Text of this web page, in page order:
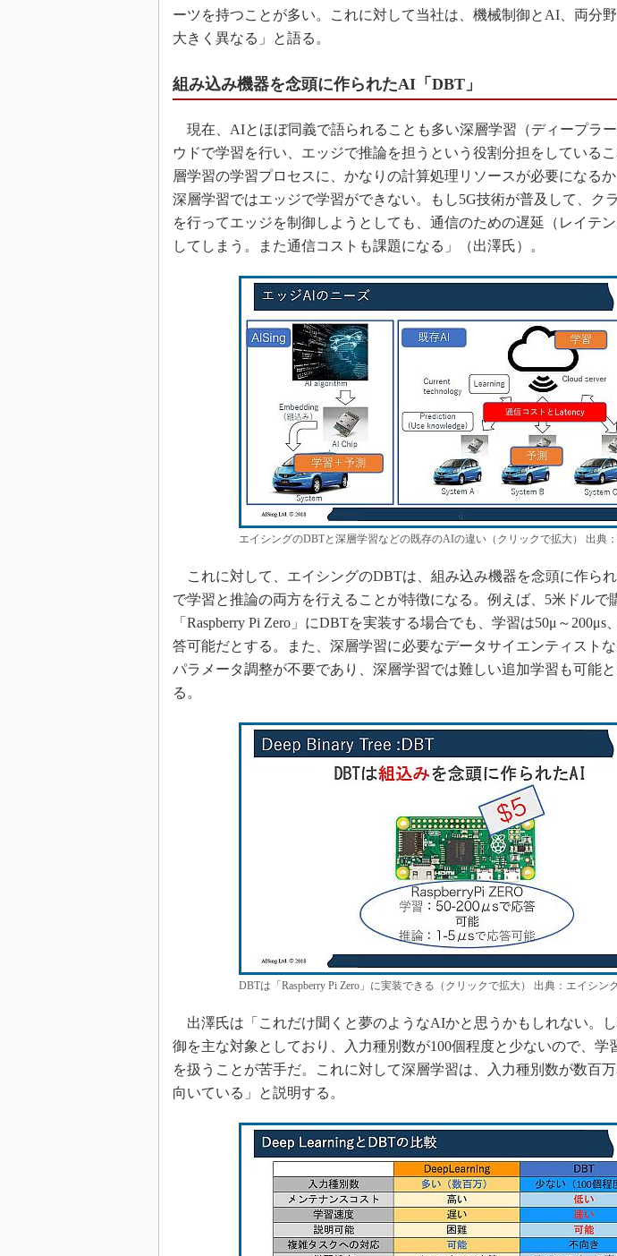
ーツを持つことが多い。これに対して当社は、機械制御とAI、両分
大きく異なる」と語る。
組み込み機器を念頭に作られたAI「DBT」
現在、AIとほぼ同義で語られることも多い深層学習（ディープラ
ウドで学習を行い、エッジで推論を担うという役割分担をしている
層学習の学習プロセスに、かなりの計算処理リソースが必要になるか
深層学習ではエッジで学習ができない。もし5G技術が普及して、ク
を行ってエッジを制御しようとしても、通信のための遅延（レイテ
してしまう。また通信コストも課題になる」（出澤氏）。
エイシングのDBTと深層学習などの既存のAIの違い（クリックで拡大） 出典
これに対して、エイシングのDBTは、組み込み機器を念頭に作ら
で学習と推論の両方を行えることが特徴になる。例えば、5米ドルで
「Raspberry Pi Zero」にDBTを実装する場合でも、学習は50μ～200μs
答可能だとする。また、深層学習に必要なデータサイエンティスト
パラメータ調整が不要であり、深層学習では難しい追加学習も可能
る。
DBTは「Raspberry Pi Zero」に実装できる（クリックで拡大） 出典：エイシン
出澤氏は「これだけ聞くと夢のようなAIかと思うかもしれない。
御を主な対象としており、入力種別数が100個程度と少ないので、学
を扱うことが苦手だ。これに対して深層学習は、入力種別数が数百
向いている」と説明する。